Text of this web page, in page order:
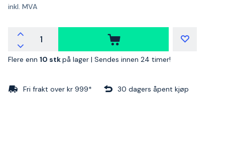
inkl. MVA
Flere enn 10 stkpå lager | Sendes innen 24 timer!
Fri frakt over kr 999* 30 dagers åpent kjøp